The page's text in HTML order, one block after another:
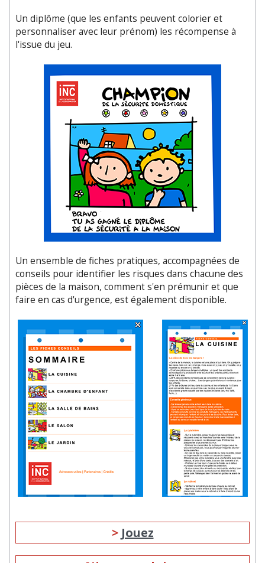
Un diplôme (que les enfants peuvent colorier et
personnaliser avec leur prénom) les récompense à
l'issue du jeu.
Un ensemble de fiches pratiques, accompagnées de
conseils pour identifier les risques dans chacune des
pièces de la maison, comment s'en prémunir et que
faire en cas d'urgence, est également disponible.
> Jouez